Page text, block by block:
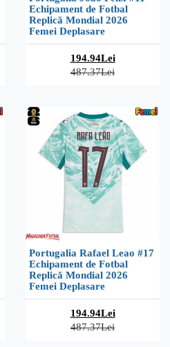
Echipament de Fotbal
Replică Mondial 2026
Femei Deplasare
194.94Lei
487.37Lei
Portugalia Rafael Leao #17
Echipament de Fotbal
Replică Mondial 2026
Femei Deplasare
194.94Lei
487.37Lei